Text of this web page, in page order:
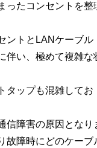
ったコンセントを整
ントとLANケーブル
伴い、極めて複雑な
タップも混雑してお
信障害の原因となり
故障時にどのケーブ